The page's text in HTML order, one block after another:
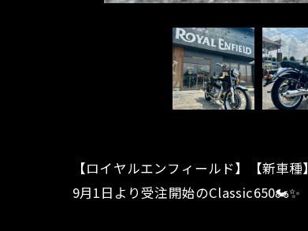
【ロイヤルエンフィールド】【新車種】
9月1日より受注開始のClassic650🏍✨